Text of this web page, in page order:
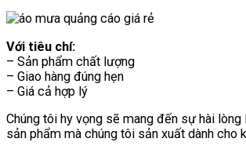
Với tiêu chí:
– Sản phẩm chất lượng
– Giao hàng đúng hẹn
– Giá cả hợp lý
Chúng tôi hy vọng sẽ mang đến sự hài
sản phẩm mà chúng tôi sản xuất dành cho